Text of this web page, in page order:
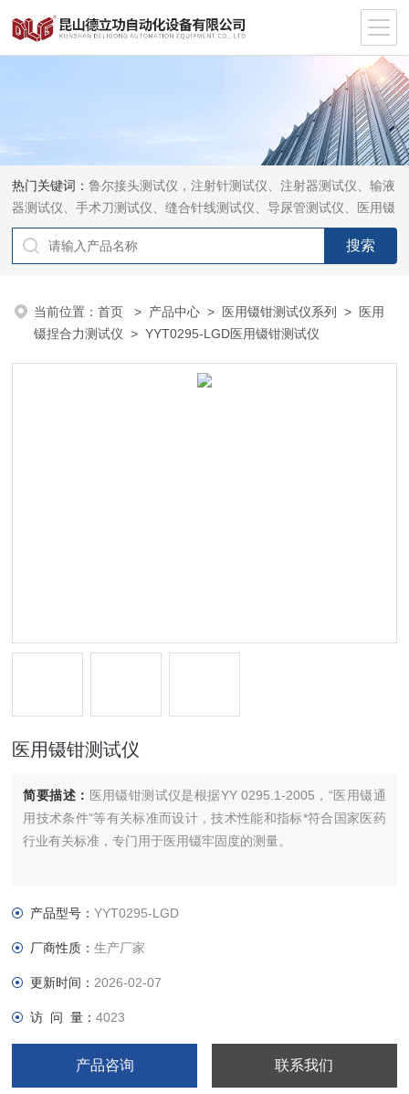
热门关键词：鲁尔接头测试仪，注射针测试仪、注射器测试仪、输液
器测试仪、手术刀测试仪、缝合针线测试仪、导尿管测试仪、医用镊
钳测试仪、导引管导丝测试仪、针灸针测试仪、留置针测试仪
当前位置：首页 > 产品中心 > 医用镊钳测试仪系列 > 医用
镊捏合力测试仪 > YYT0295-LGD医用镊钳测试仪
医用镊钳测试仪
简要描述： 医用镊钳测试仪是根据YY 0295.1-2005，“医用镊通
用技术条件"等有关标准而设计，技术性能和指标*符合国家医药
行业有关标准，专门用于医用镊牢固度的测量。
产品型号：YYT0295-LGD
厂商性质：生产厂家
更新时间： 2026-02-07
访 问 量：4023
产品咨询 联系我们